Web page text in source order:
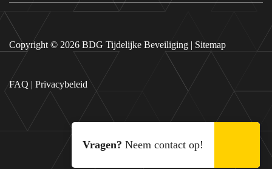
Vragen? Neem contact op!
Copyright © 2026 BDG Tijdelijke Beveiliging | Sitemap
FAQ | Privacybeleid